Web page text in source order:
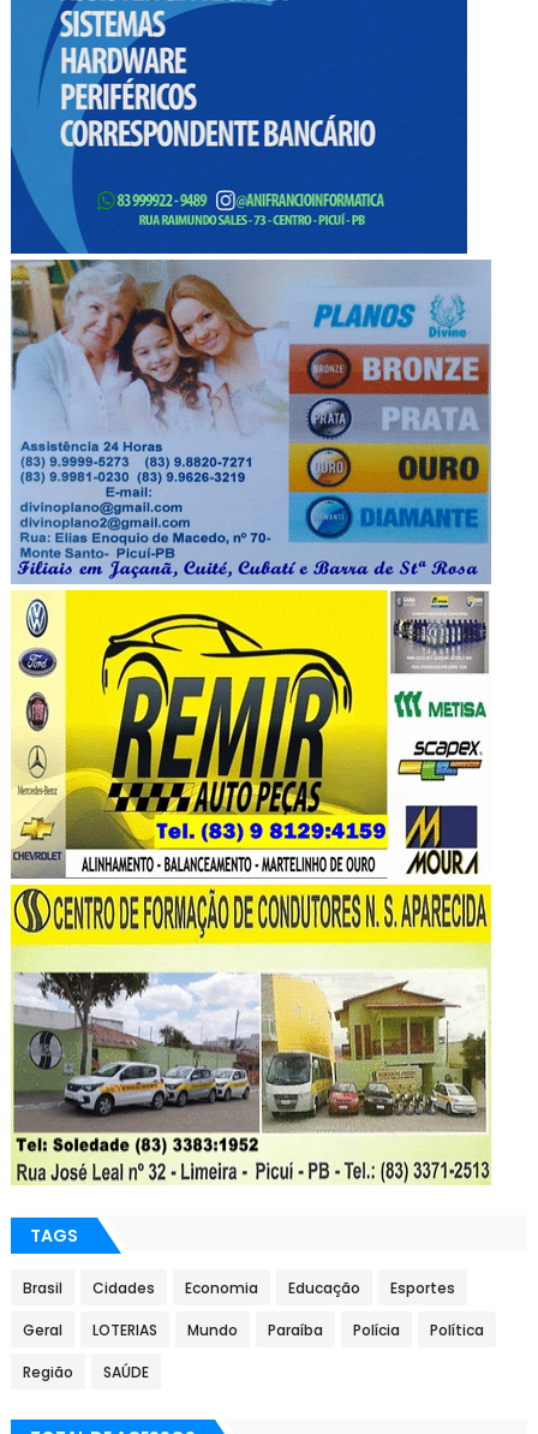
TAGS
Brasil Cidades Economia Educação Esportes
Geral LOTERIAS Mundo Paraíba Polícia Política
Região SAÚDE